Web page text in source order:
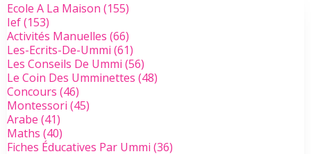
Ecole A La Maison (155)
Ief(153)
Activités Manuelles (66)
Les-Ecrits-De-Ummi (61)
Les Conseils De Ummi (56)
Le Coin Des Umminettes (48)
Concours (46)
Montessori (45)
Arabe (41)
Maths (40)
Fiches Éducatives Par Ummi (36)